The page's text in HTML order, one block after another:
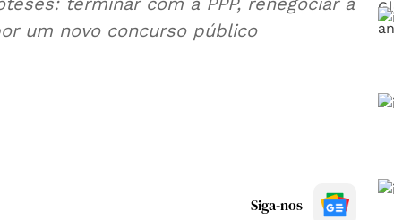
um novo concurso público
Siga-nos